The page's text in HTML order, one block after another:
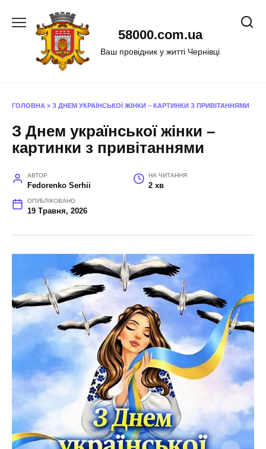
58000.com.ua
Ваш провідник у житті Чернівці
ГОЛОВНА » З ДНЕМ УКРАЇНСЬКОЇ ЖІНКИ – КАРТИНКИ З ПРИВІТАННЯМИ
З Днем української жінки –
картинки з привітаннями
АВТОР
Fedorenko Serhii
НА ЧИТАННЯ
2 хв
ОПУБЛІКОВАНО
19 Травня, 2026